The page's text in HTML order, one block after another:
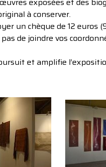
à conserver.
un chèque de 12 euros
de joindre vos
et amplifie